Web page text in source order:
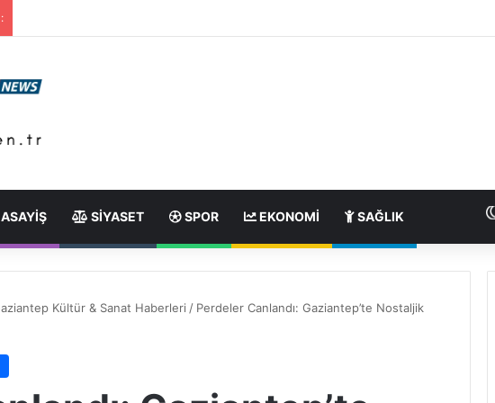
ASAYIŞ SIYASET SPOR EKONOMI SAĞLIK
Kültür & Sanat Haberleri / Perdeler Canlandı: Gaziantep’te Nostaljik